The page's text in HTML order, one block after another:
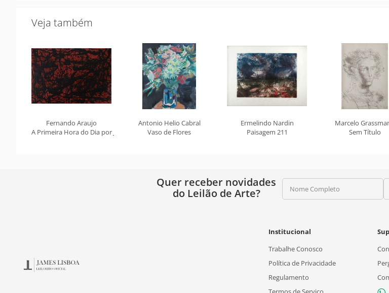
Veja também
Fernando Araujo
A Primeira Hora do Dia por Jacob
Antonio Helio Cabral
Vaso de Flores
Ermelindo Nardin
Paisagem 211
Marcelo
Sem Título
Quer receber novidades
do Leilão de Arte?
Nome Completo
Institucional
Trabalhe Conosco
Política de Privacidade
Regulamento